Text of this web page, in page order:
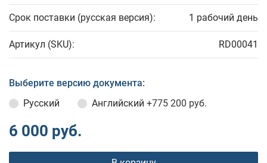
Срок поставки (русская версия): 1 рабочий день
Артикул (SKU): RD00041
Выберите версию документа:
Русский
Английский +775 200 руб.
6 000 руб.